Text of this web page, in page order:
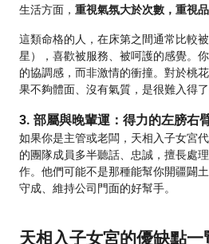
生活方面， 重視氣氛大於次數，重視
這類命格的人，在床第之間通常比較
星），喜歡被服務、被呵護的感覺。
的協調感，而非激情的衝撞。對於桃
果不夠體面、沒有氣質，是很難入得了
3. 部屬與晚輩運：得力的左膀右
如果你是主管或老闆，天相入子女宮
的團隊成員多半聽話、忠誠，擅長處
作。他們可能不是那種能幫你開疆闢
守成、維持公司門面的好幫手。
天相入子女宮的優缺點一